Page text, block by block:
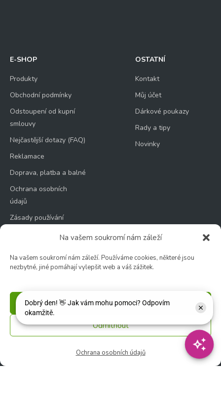
Na vašem soukromí nám záleží
Na vašem soukromí nám záleží. Používáme cookies, některé jsou
nezbytné, jiné pomáhají vylepšit web a váš zážitek.
Příjmout
Odmítnout
Ochrana osobních údajů
E-SHOP
Produkty
Obchodní podmínky
Odstoupení od kupní
smlouvy
Nejčastější dotazy (FAQ)
Reklamace
Doprava, platba a balné
Ochrana osobních
údajů
Zásady používání
OSTATNÍ
Kontakt
Můj účet
Dárkové poukazy
Rady a tipy
Novinky
🕑 Po – Čt: 9:00 – 17:00
🚫 Neděle: ZAVŘENO
Květinářství